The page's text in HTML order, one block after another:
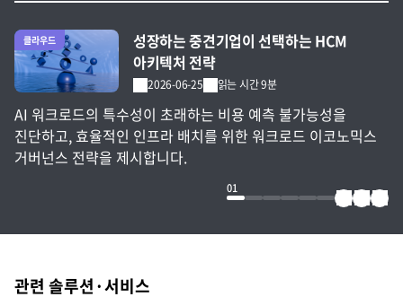
전체 글 보기
클라우드
2026-06-25 읽는 시간 9분
성장하는 중견기업이 선택하는 HCM
아키텍처 전략
AI 워크로드의 특수성이 초래하는 비용 예측 불가능성을
진단하고, 효율적인 인프라 배치를 위한 워크로드 이코노믹스
거버넌스 전략을 제시합니다.
01
관련 솔루션·서비스